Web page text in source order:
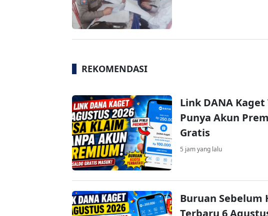
REKOMENDASI
Link DANA
Punya Akun
Gratis
5 jam yang lalu
Buruan Sebelum
Terbaru 6